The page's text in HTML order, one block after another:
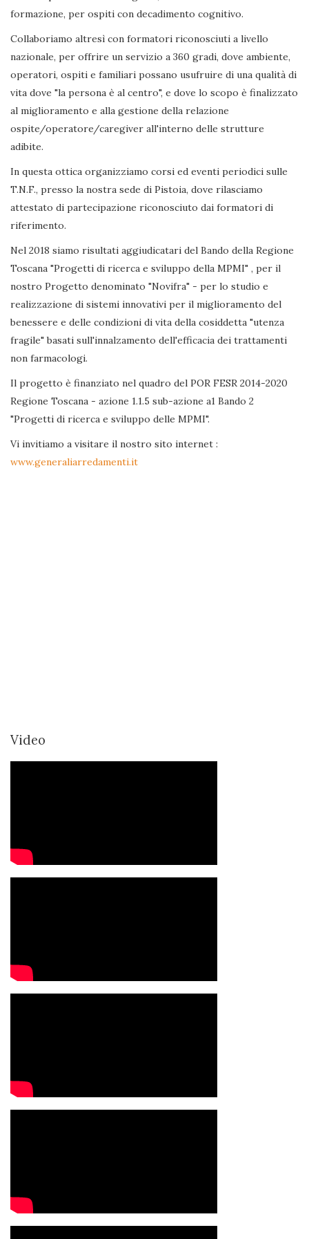
formazione, per ospiti con decadimento cognitivo.
Collaboriamo altresì con formatori riconosciuti a livello
nazionale, per offrire un servizio a 360 gradi, dove ambiente,
operatori, ospiti e familiari possano usufruire di una qualità di
vita dove "la persona è al centro", e dove lo scopo è finalizzato
al miglioramento e alla gestione della relazione
ospite/operatore/caregiver all'interno delle strutture
adibite.
In questa ottica organizziamo corsi ed eventi periodici sulle
T.N.F., presso la nostra sede di Pistoia, dove rilasciamo
attestato di partecipazione riconosciuto dai formatori di
riferimento.
Nel 2018 siamo risultati aggiudicatari del Bando della Regione
Toscana "Progetti di ricerca e sviluppo della MPMI" , per il
nostro Progetto denominato "Novifra" - per lo studio e
realizzazione di sistemi innovativi per il miglioramento del
benessere e delle condizioni di vita della cosiddetta "utenza
fragile" basati sull'innalzamento dell'efficacia dei trattamenti
non farmacologi.
Il progetto è finanziato nel quadro del POR FESR 2014-2020
Regione Toscana - azione 1.1.5 sub-azione a1 Bando 2
"Progetti di ricerca e sviluppo delle MPMI".
Vi invitiamo a visitare il nostro sito internet :
www.generaliarredamenti.it
Video